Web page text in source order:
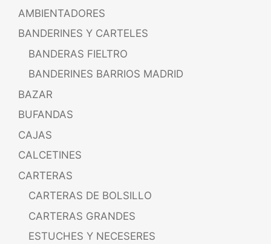
AMBIENTADORES
BANDERINES Y CARTELES
BANDERAS FIELTRO
BANDERINES BARRIOS MADRID
BAZAR
BUFANDAS
CAJAS
CALCETINES
CARTERAS
CARTERAS DE BOLSILLO
CARTERAS GRANDES
ESTUCHES Y NECESERES